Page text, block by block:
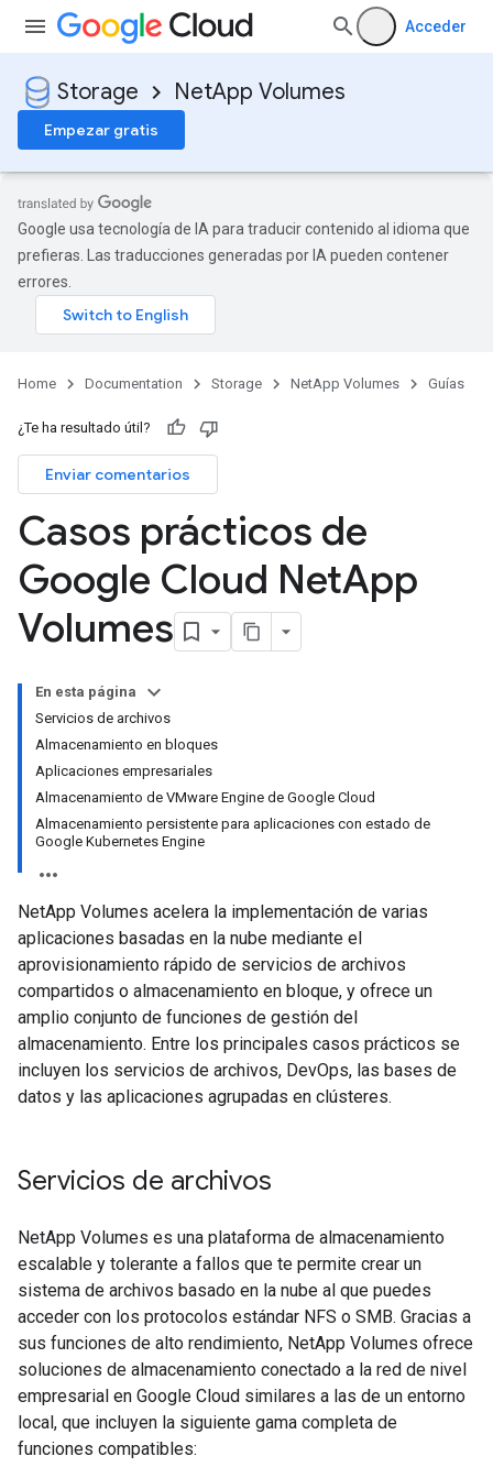
Acceder
Storage NetApp Volumes
Empezar gratis
Google usa tecnología de IA para traducir contenido al idioma que
prefieras. Las traducciones generadas por IA pueden contener
errores.
Home Documentation Storage NetApp Volumes Guías
¿Te ha resultado útil?
Enviar comentarios
Casos prácticos de
Google Cloud NetApp
Volumes
En esta página
Servicios de archivos
Almacenamiento en bloques
Aplicaciones empresariales
Almacenamiento de VMware Engine de Google Cloud
Almacenamiento persistente para aplicaciones con estado de
Google Kubernetes Engine
NetApp Volumes acelera la implementación de varias
aplicaciones basadas en la nube mediante el
aprovisionamiento rápido de servicios de archivos
compartidos o almacenamiento en bloque, y ofrece un
amplio conjunto de funciones de gestión del
almacenamiento. Entre los principales casos prácticos se
incluyen los servicios de archivos, DevOps, las bases de
datos y las aplicaciones agrupadas en clústeres.
Servicios de archivos
NetApp Volumes es una plataforma de almacenamiento
escalable y tolerante a fallos que te permite crear un
sistema de archivos basado en la nube al que puedes
acceder con los protocolos estándar NFS o SMB. Gracias a
sus funciones de alto rendimiento, NetApp Volumes ofrece
soluciones de almacenamiento conectado a la red de nivel
empresarial en Google Cloud similares a las de un entorno
local, que incluyen la siguiente gama completa de
funciones compatibles: